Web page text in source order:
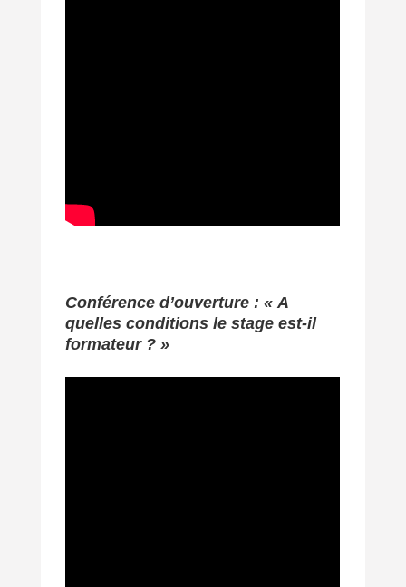
Conférence d’ouverture : « A
quelles conditions le stage est-il
formateur ? »